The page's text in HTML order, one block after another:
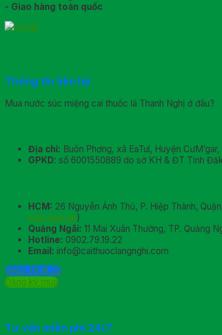
- Giao hàng toàn quốc
Thông tin liên hệ
Mua nước súc miệng cai thuốc lá Thanh Nghị ở đâu?
Địa chỉ: Buôn Phơng, xã EaTul, Huyện
GPKD: số 6001550889 do sở KH & ĐT Tỉnh
HCM: 26 Nguyễn Ảnh Thủ, P. Hiệp Thành,
xem bản đồ)
Quảng Ngãi: 11 Mai Xuân Thưởng, TP. Quảng
Hotline: 0902.79.19.22
Email: info@caithuoclangnghi.com
0902.79.19.22
Đăng ký mua
Tư vấn miễn phí 24/7